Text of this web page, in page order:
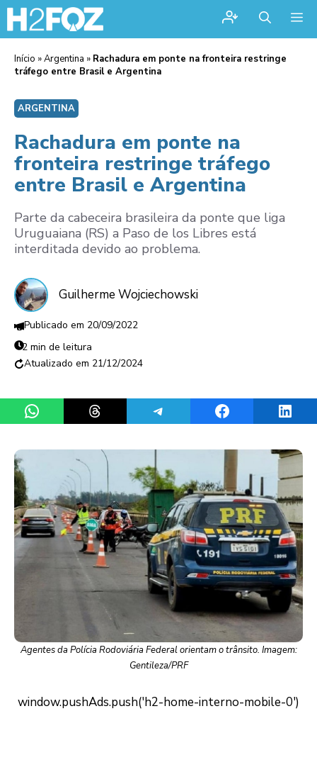
Início »Argentina » Rachadura em ponte na fronteira restringe
tráfego entre Brasil e Argentina
ARGENTINA
Rachadura em ponte na
fronteira restringe tráfego
entre Brasil e Argentina
Parte da cabeceira brasileira da ponte que liga
Uruguaiana (RS) a Paso de los Libres está
interditada devido ao problema.
Guilherme Wojciechowski
20/09/2022
2 min de leitura
21/12/2024
Share on WhatsAppShare on ThreadsShare on TelegramShare on Facebook
Agentes da Polícia Rodoviária Federal orientam o trânsito. Imagem:
Gentileza/PRF